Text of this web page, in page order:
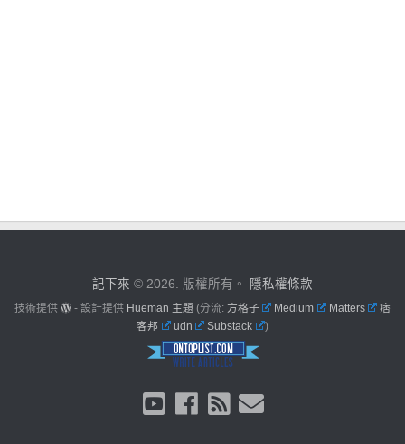
記下來 © 2026. 版權所有。 隱私權條款
技術提供 - 設計提供 Hueman 主題 (分流: 方格子 Medium Matters
痞
客邦
udn Substack )